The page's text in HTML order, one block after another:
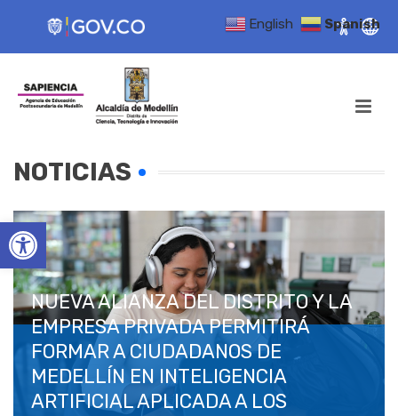
Open toolbar
NOTICIAS
NUEVA ALIANZA DEL DISTRITO Y LA
EMPRESA PRIVADA PERMITIRÁ
FORMAR A CIUDADANOS DE
MEDELLÍN EN INTELIGENCIA
ARTIFICIAL APLICADA A LOS
English Spanish